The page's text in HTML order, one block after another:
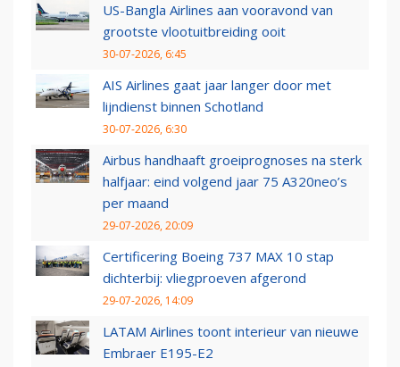
US-Bangla Airlines aan vooravond van
grootste vlootuitbreiding ooit
30-07-2026, 6:45
AIS Airlines gaat jaar langer door met
lijndienst binnen Schotland
30-07-2026, 6:30
Airbus handhaaft groeiprognoses na sterk
halfjaar: eind volgend jaar 75 A320neo’s
per maand
29-07-2026, 20:09
Certificering Boeing 737 MAX 10 stap
dichterbij: vliegproeven afgerond
29-07-2026, 14:09
LATAM Airlines toont interieur van nieuwe
Embraer E195-E2